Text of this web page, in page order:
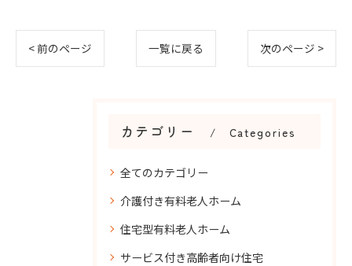
< 前のページ 一覧に戻る 次のページ >
カテゴリー Categories
全てのカテゴリー
介護付き有料老人ホーム
住宅型有料老人ホーム
サービス付き高齢者向け住宅